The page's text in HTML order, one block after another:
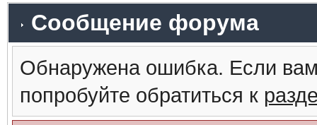
Сообщение форума
Обнаружена ошибка. Если
попробуйте обратиться к